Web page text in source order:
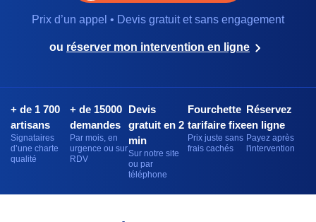
Prix d’un appel • Devis gratuit et sans engagement
ou réserver mon intervention en ligne
+ de 1 700
artisans
Signataires
d’une charte
qualité
+ de 15000
demandes
Par mois, en
urgence ou sur
RDV
Devis
gratuit en 2
min
Sur notre site
ou par
téléphone
Fourchette
tarifaire fixe
Prix juste sans
frais cachés
Réservez
en ligne
Payez après
l'intervention